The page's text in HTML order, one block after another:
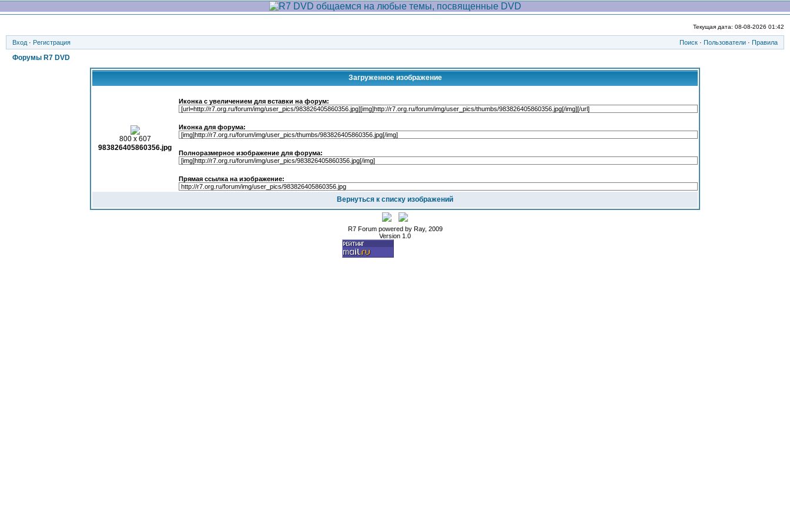
Текущая дата: 08-08-2026 01:42
Вход · Регистрация Поиск · Пользователи · Правила
Форумы R7 DVD
Загруженное изображение
800 x 607
983826405860356.jpg
Иконка с увеличением для вставки на форум:
Иконка для форума:
Полноразмерное изображение для форума:
Прямая ссылка на изображение:
Вернуться к списку изображений
R7 Forum powered by Ray, 2009
Version 1.0